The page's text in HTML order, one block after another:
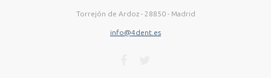
Torrejón de Ardoz - 28850 - Madrid
info@4dent.es